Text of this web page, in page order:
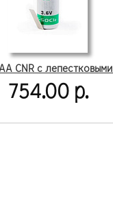
CNR с
754.00 р.